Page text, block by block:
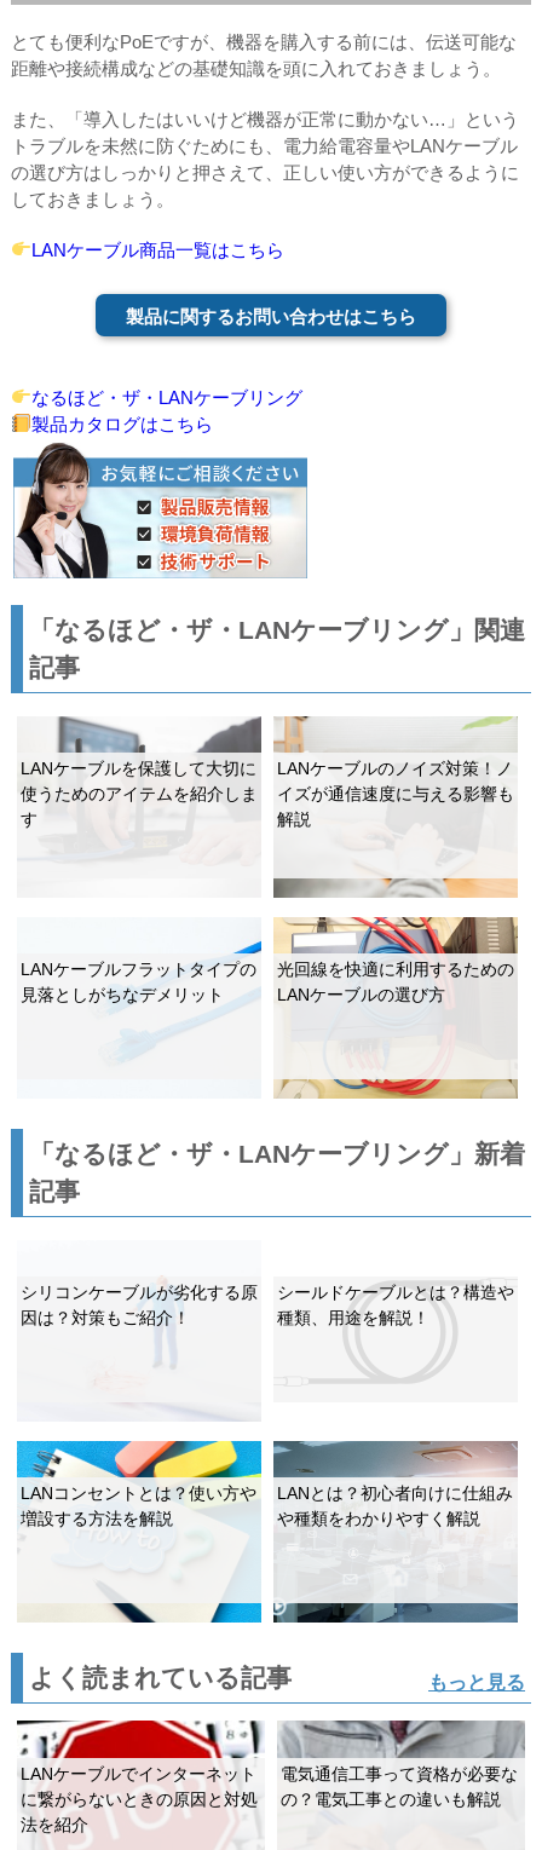
とても便利なPoEですが、機器を購入する前には、伝送可能な
距離や接続構成などの基礎知識を頭に入れておきましょう。
また、「導入したはいいけど機器が正常に動かない…」という
トラブルを未然に防ぐためにも、電力給電容量やLANケーブル
の選び方はしっかりと押さえて、正しい使い方ができるように
しておきましょう。
LANケーブル商品一覧はこちら
製品に関するお問い合わせはこちら
なるほど・ザ・LANケーブリング
製品カタログはこちら
「なるほど・ザ・LANケーブリング」関連
記事
LANケーブルを保護して大切に
使うためのアイテムを紹介しま
す
LANケーブルのノイズ対策！ノ
イズが通信速度に与える影響も
解説
LANケーブルフラットタイプの
見落としがちなデメリット
光回線を快適に利用するための
LANケーブルの選び方
「なるほど・ザ・LANケーブリング」新着
記事
シリコンケーブルが劣化する原
因は？対策もご紹介！
シールドケーブルとは？構造や
種類、用途を解説！
LANコンセントとは？使い方や
増設する方法を解説
LANとは？初心者向けに仕組み
や種類をわかりやすく解説
よく読まれている記事 もっと見る
LANケーブルでインターネット
に繋がらないときの原因と対処
法を紹介
電気通信工事って資格が必要な
の？電気工事との違いも解説